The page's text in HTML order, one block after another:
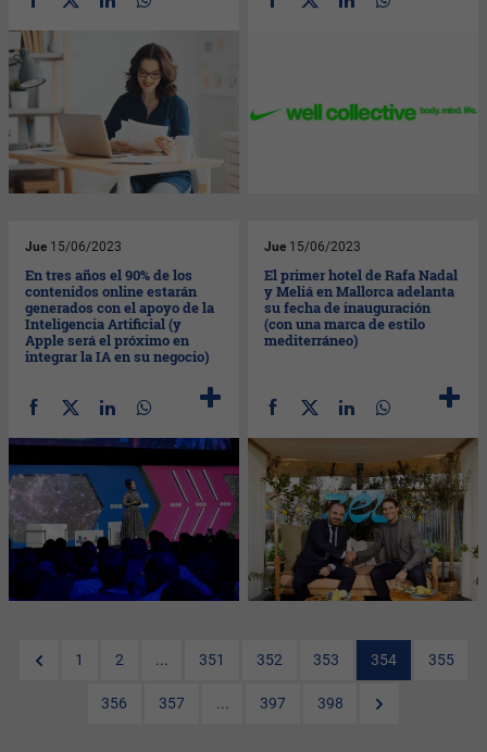
Jue 15/06/2023
En tres años el 90% de los
contenidos online estarán
generados con el apoyo de la
Inteligencia Artificial (y
Apple será el próximo en
integrar la IA en su negocio)
Jue 15/06/2023
El primer hotel de Rafa Nadal
y Meliá en Mallorca adelanta
su fecha de inauguración
(con una marca de estilo
mediterráneo)
1 2 ... 351 352 353 354 355
356 357 ... 397 398